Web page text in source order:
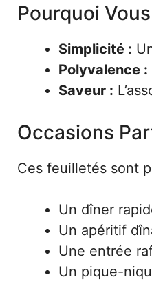
Pourquoi
Simplicité :
Polyvalence :
Saveur :
Occasions
Ces feuilletés sont
Un dîner
Un apéritif
Une entrée
Un pique-